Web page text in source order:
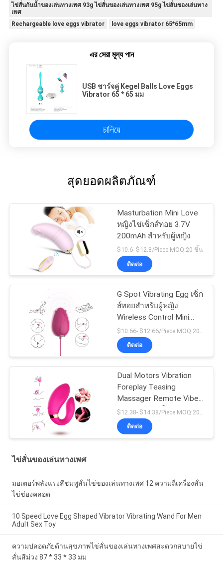
ไข่สั่นกันน้ำของเล่นทางเพศ 93g ไข่สั่นของเล่นทางเพศ 95g ไข่สั่นของเล่นทาง
เพศ
Rechargeable love eggs vibrator
love eggs vibrator 65*65mm
এর সেরা মূল্য পান
USB ชาร์จคู่ Kegel Balls Love Eggs
Vibrator 65 * 65 มม
চালিয়ে
สุดยอดผลิตภัณฑ์
Masturbation Mini Love
หญิงไข่เซ็กส์ทอย 3.7V
200mAh สำหรับผู้หญิง
$10.6- $12.8/Piece MOQ:20 ชิ้น
ติดต่อ
G Spot Vibrating Egg เซ็ก
ส์ทอยสำหรับผู้หญิง
Wireless Control Mini
Flower Silicone
ติดต่อ
Dual Motors Vibration
Foreplay Teasing
Massager Remote Vibes
ของเล่นคู่รักผู้ใหญ่
ติดต่อ
ไข่สั่นของเล่นทางเพศ
มอเตอร์พลังแรงสีชมพูสั่นไข่ของเล่นทางเพศ 12 ความถี่เครื่องสั่น
ไข่ช่องคลอด
10 Speed ​​Love Egg Shaped Vibrator Vibrating Wand For Men
Adult Sex Toy
ความปลอดภัยด้านสุขภาพไข่สั่นของเล่นทางเพศสะดวกสบายไข่
สั่นสีม่วง 87 * 33 * 33 มม